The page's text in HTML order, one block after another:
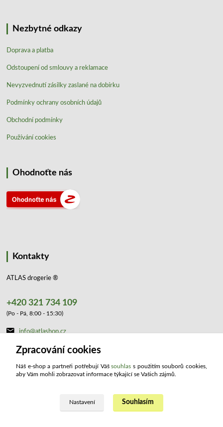
Nezbytné odkazy
Doprava a platba
Odstoupení od smlouvy a reklamace
Nevyzvednutí zásilky zaslané na dobírku
Podmínky ochrany osobních údajů
Obchodní podmínky
Používání cookies
Ohodnoťte nás
Kontakty
ATLAS drogerie ®
+420 321 734 109
(Po - Pá, 8:00 - 15:30)
info@atlashop.cz
Upravit sběr cookies.
Zpracování cookies
Náš e-shop a partneři potřebují Vášsouhlas s použitím souborů cookies,
aby Vám mohli zobrazovat informace týkající se Vašich zájmů.
Nastavení Souhlasím